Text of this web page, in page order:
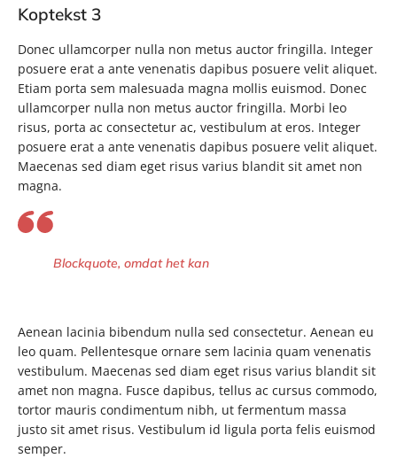
Koptekst 3
Donec ullamcorper nulla non metus auctor fringilla. Integer
posuere erat a ante venenatis dapibus posuere velit aliquet.
Etiam porta sem malesuada magna mollis euismod. Donec
ullamcorper nulla non metus auctor fringilla. Morbi leo
risus, porta ac consectetur ac, vestibulum at eros. Integer
posuere erat a ante venenatis dapibus posuere velit aliquet.
Maecenas sed diam eget risus varius blandit sit amet non
magna.
Blockquote, omdat het kan
Aenean lacinia bibendum nulla sed consectetur. Aenean eu
leo quam. Pellentesque ornare sem lacinia quam venenatis
vestibulum. Maecenas sed diam eget risus varius blandit sit
amet non magna. Fusce dapibus, tellus ac cursus commodo,
tortor mauris condimentum nibh, ut fermentum massa
justo sit amet risus. Vestibulum id ligula porta felis euismod
semper.